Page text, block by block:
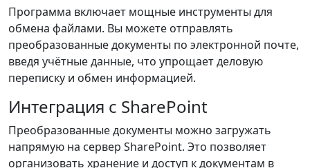
Программа включает мощные инструменты для
обмена файлами. Вы можете отправлять
преобразованные документы по электронной почте,
введя учётные данные, что упрощает деловую
переписку и обмен информацией.
Интеграция с SharePoint
Преобразованные документы можно загружать
напрямую на сервер SharePoint. Это позволяет
организовать хранение и доступ к документам в